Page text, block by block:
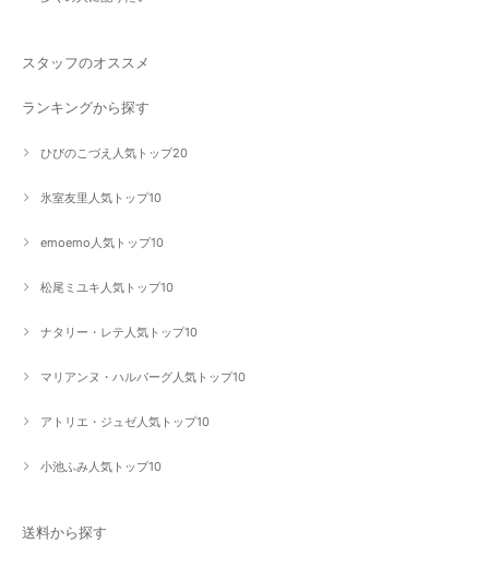
スタッフのオススメ
ランキングから探す
ひびのこづえ人気トップ20
氷室友里人気トップ10
emoemo人気トップ10
松尾ミユキ人気トップ10
ナタリー・レテ人気トップ10
マリアンヌ・ハルバーグ人気トップ10
アトリエ・ジュゼ人気トップ10
小池ふみ人気トップ10
送料から探す